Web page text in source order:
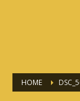
HOME